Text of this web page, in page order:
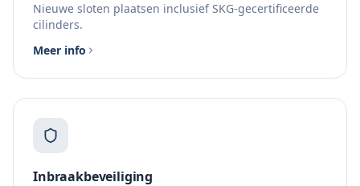
Nieuwe sloten plaatsen inclusief SKG-gecertificeerde
cilinders.
Meer info
Inbraakbeveiliging